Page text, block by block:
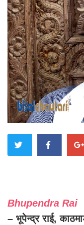
Bhupendra Rai
– भूपेन्द्र राई,